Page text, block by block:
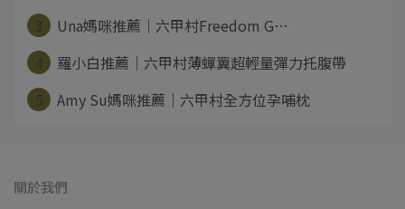
Una媽咪推薦｜六甲村Freedom G⋯
羅小白推薦｜六甲村薄蟬翼超輕量彈力托腹帶
Amy Su媽咪推薦｜六甲村全方位孕哺枕
關於我們